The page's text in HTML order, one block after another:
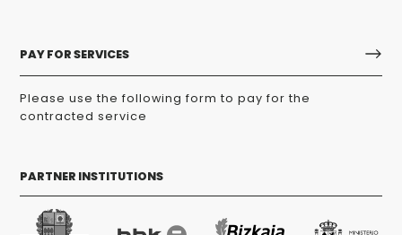
PAY FOR SERVICES
Please use the following form to pay for the
contracted service
PARTNER INSTITUTIONS